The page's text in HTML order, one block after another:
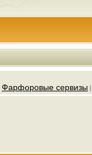
Фарфоровые сервизы |